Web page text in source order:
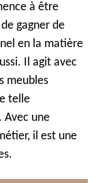
à être
gagner de
en la matière
Il agit avec
meubles
telle
Avec une
il est une